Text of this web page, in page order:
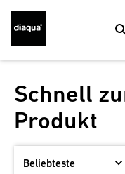
Schnell
Produkt